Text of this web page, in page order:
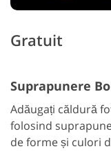
Gratuit
Adăugați căldură
folosind
de forme și culori